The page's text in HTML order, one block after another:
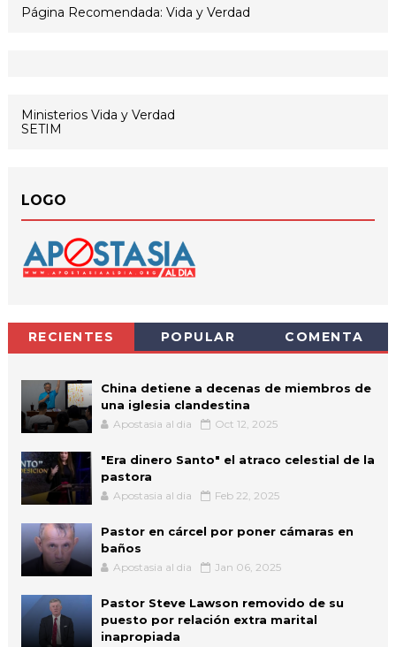
Página Recomendada: Vida y Verdad
Ministerios Vida y Verdad
SETIM
LOGO
RECIENTES POPULAR COMENTA
China detiene a decenas de miembros de
una iglesia clandestina
Apostasia al dia Oct 12, 2025
"Era dinero Santo" el atraco celestial de la
pastora
Apostasia al dia Feb 22, 2025
Pastor en cárcel por poner cámaras en
baños
Apostasia al dia Jan 06, 2025
Pastor Steve Lawson removido de su
puesto por relación extra marital
inapropiada